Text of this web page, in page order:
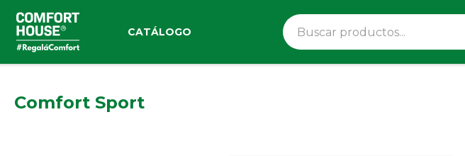
CATÁLOGO
Comfort Sport